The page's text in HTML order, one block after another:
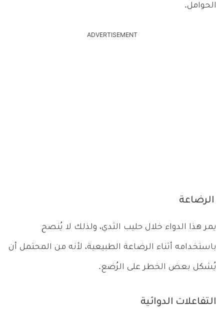
الحوامل.
ADVERTISEMENT
الرضاعة
يمر هذا الدواء خلال حليب الثدي، ولذلك لا يُنصح
باستخدامه أثناء الرضاعة الطبيعية، لأنه من المحتمل أن
يُشكل بعض الخطر على الرُضع.
التفاعلات الدوائية